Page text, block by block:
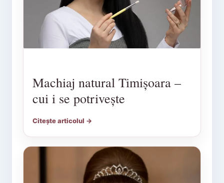
Machiaj natural Timișoara –
cui i se potrivește
Citește articolul →